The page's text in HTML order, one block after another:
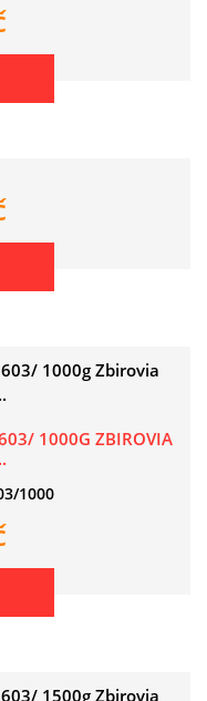
1000G ZBIROVIA
1000